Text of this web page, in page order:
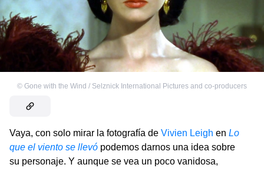
© Gone with the Wind / Selznick International Pictures and co-producers
Vaya, con solo mirar la fotografía de Vivien Leigh en Lo
que el viento se llevó podemos darnos una idea sobre
su personaje. Y aunque se vea un poco vanidosa,